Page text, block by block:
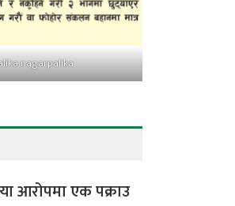
nagarpalika
आरोपमा एक पक्राउ